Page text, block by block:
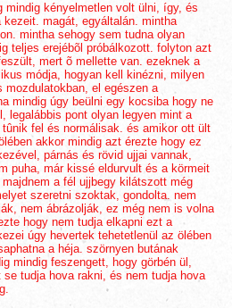
mindig kényelmetlen volt ülni, így, és
magát, egyáltalán. mintha
mintha sehogy sem tudna olyan
teljes erejébõl próbálkozott. folyton azt
mert õ mellette van. ezeknek a
módja, hogyan kell kinézni, milyen
el egészen a
mindig úgy beülni egy kocsiba hogy ne
legalábbis pont olyan legyen mint a
fel és normálisak. és amikor ott ült
akkor mindig azt érezte hogy ez
párnás és rövid ujjai vannak,
puha, már kissé eldurvult és a körmeit
a fél ujjbegy kilátszott még
szeretni szoktak, gondolta. nem
nem ábrázolják, ez még nem is volna
hogy nem tudja elkapni ezt a
úgy hevertek tehetetlenül az ölében
a héja. szörnyen butának
mindig feszengett, hogy görbén ül,
tudja hova rakni, és nem tudja hova